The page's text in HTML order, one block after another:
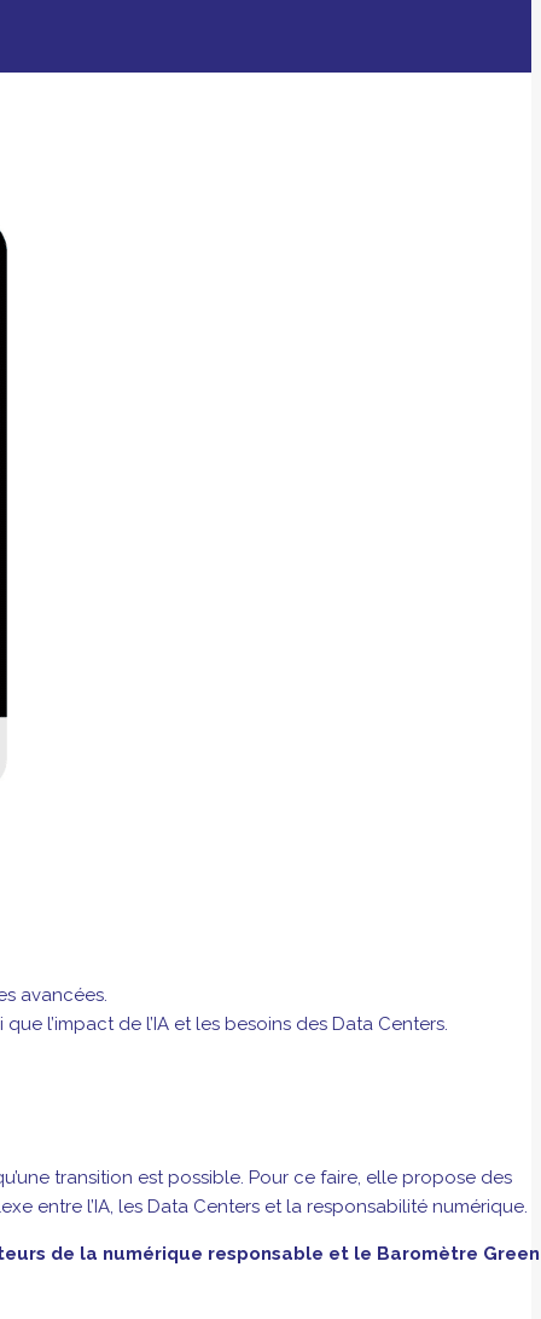
avancées.
l’impact de l’IA et les besoins des Data Centers.
transition est possible. Pour ce faire, elle propose des
entre l’IA, les Data Centers et la responsabilité numérique.
de la numérique responsable et le Baromètre Green